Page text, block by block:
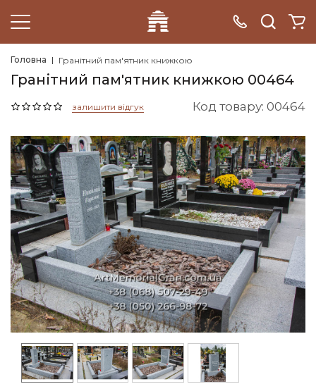
Головна Гранітний пам'ятник книжкою
Гранітний пам'ятник книжкою 00464
залишити відгук Код товару: 00464